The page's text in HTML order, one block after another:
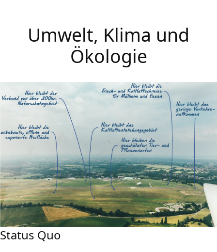
Umwelt, Klima und
Ökologie
Status Quo